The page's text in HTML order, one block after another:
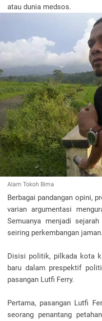
atau dunia medsos.
Alam Tokoh Bima
Berbagai pandangan opini,
varian argumentasi
Semuanya menjadi
seiring perkembangan jaman.
Disisi politik, pilkada kota
baru dalam prespektif
pasangan Lutfi Ferry.
Pertama, pasangan Lutfi
seorang penantang